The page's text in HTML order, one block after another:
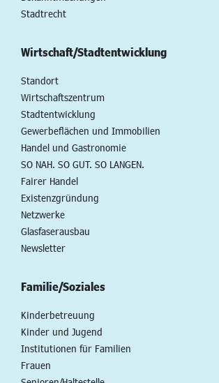
Stadtrecht
Wirtschaft/Stadtentwicklung
Standort
Wirtschaftszentrum
Stadtentwicklung
Gewerbeflächen und Immobilien
Handel und Gastronomie
SO NAH. SO GUT. SO LANGEN.
Fairer Handel
Existenzgründung
Netzwerke
Glasfaserausbau
Newsletter
Familie/Soziales
Kinderbetreuung
Kinder und Jugend
Institutionen für Familien
Frauen